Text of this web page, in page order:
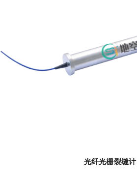
光纤光栅裂缝计